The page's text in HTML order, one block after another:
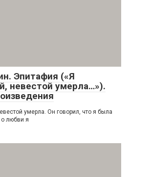
Эпитафия («Я
невестой умерла…»).
умерла. Он говорил, что я была
о любви я